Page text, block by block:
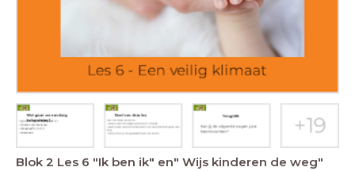
Blok 2 Les 6 "Ik ben ik" en" Wijs kinderen de weg"